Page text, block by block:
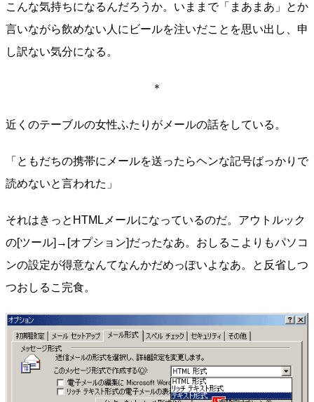
こんな気持ちになるんだろうか。いままで「まあまあ」とか
言いながら飲めない人にビールを注いだことを思い出し、申
し訳ない気分になる。
＊
近くのテーブルの女性ふたりがメールの話をしている。
「ともだちの携帯にメールを送ったらヘンな記号ばっかりで
読めないと言われた」
それはきっとHTMLメールになっているのだ。アウトルック
の[ツール]→[オプション]だったなあ。おしるこよりもパソコ
ンの設定が得意なんてなんかだめっぽいよなあ。と反省しつ
つおしるこ完食。